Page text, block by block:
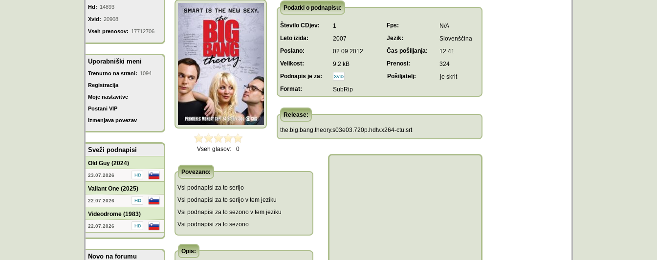
Hd: 14893
Xvid: 20908
Vseh prenosov: 17712706
Uporabniški meni
Trenutno na strani: 1094
Registracija
Moje nastavitve
Postani VIP
Izmenjava povezav
Sveži podnapisi
Old Guy (2024)
23.07.2026
Valiant One (2025)
22.07.2026
Videodrome (1983)
22.07.2026
Novo na forumu
Vseh glasov: 0
Podatki o podnapisu:
Število CDjev: 1 Fps:
N/A
Leto izida:
2007 Jezik:
Slovenščina
Poslano:
02.09.2012 Čas pošiljanja:
12:41
Velikost:
9.2 kB Prenosi:
324
Podnapis je za:
Pošiljatelj:
je skrit
Format:
SubRip
Release:
the.big.bang.theory.s03e03.720p.hdtv.x264-ctu.srt
Povezano:
Vsi podnapisi za to serijo
Vsi podnapisi za to serijo v tem jeziku
Vsi podnapisi za to sezono v tem jeziku
Vsi podnapisi za to sezono
Opis: